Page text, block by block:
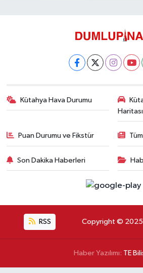
Kütahya Hava Durumu
Haritası
Puan Durumu ve Fikstür
Son Dakika Haberleri
RSS Copyright © 2025.
Haber Yazılımı: TE